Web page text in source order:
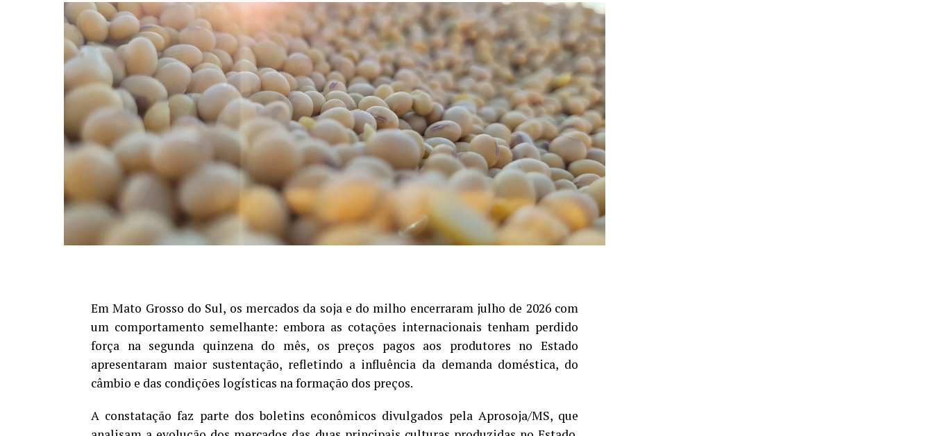
Em Mato Grosso do Sul, os mercados da soja e do milho encerraram julho de 2026 com
um comportamento semelhante: embora as cotações internacionais tenham perdido
força na segunda quinzena do mês, os preços pagos aos produtores no Estado
apresentaram maior sustentação, refletindo a influência da demanda doméstica, do
câmbio e das condições logísticas na formação dos preços.
A constatação faz parte dos boletins econômicos divulgados pela Aprosoja/MS, que